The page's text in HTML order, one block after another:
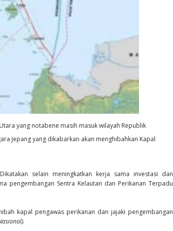
yang notabene masih masuk wilayah Republik
Jepang yang dikabarkan akan menghibahkan Kapal
selain meningkatkan kerja sama investasi dan
pengembangan Sentra Kelautan dan Perikanan Terpadu
kapal pengawas perikanan dan jajaki pengembangan